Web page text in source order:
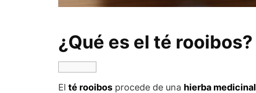
¿Qué es el té rooibos?
El té rooibos procede de una hierba medicinal